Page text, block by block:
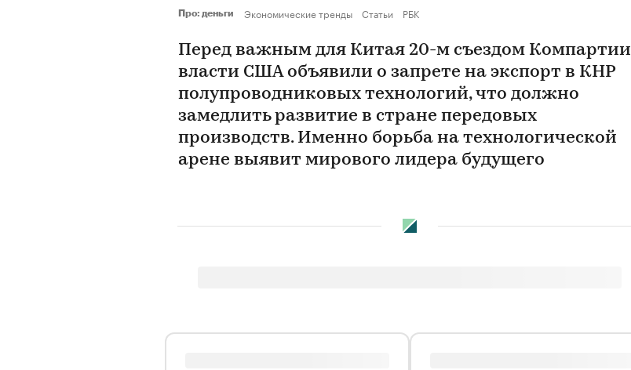
Про: деньги Экономические тренды Статьи РБК
Перед важным для Китая 20-м съездом Компартии
власти США объявили о запрете на экспорт в КНР
полупроводниковых технологий, что должно
замедлить развитие в стране передовых
производств. Именно борьба на технологической
арене выявит мирового лидера будущего